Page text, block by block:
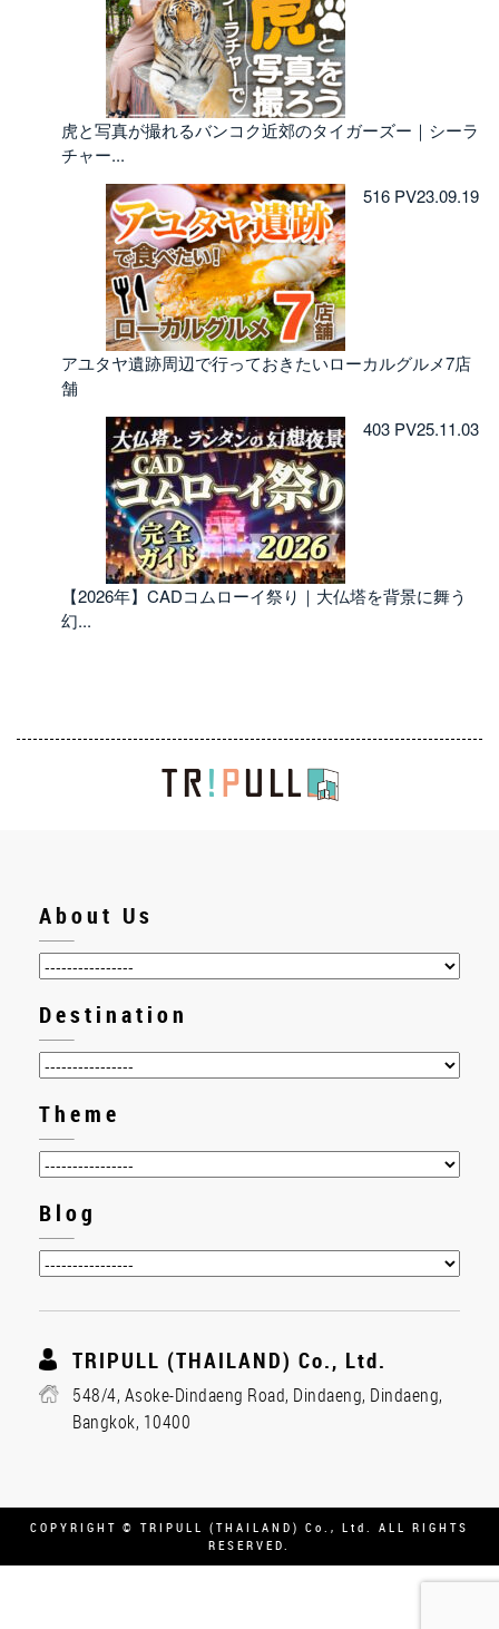
虎と写真が撮れるバンコク近郊のタイガーズー｜シーラ
チャー...
516 PV23.09.19
アユタヤ遺跡周辺で行っておきたいローカルグルメ7店
舗
403 PV25.11.03
【2026年】CADコムローイ祭り｜大仏塔を背景に舞う
幻...
About Us
Destination
Theme
Blog
TRIPULL (THAILAND) Co., Ltd.
548/4, Asoke-Dindaeng Road, Dindaeng, Dindaeng,
Bangkok, 10400
COPYRIGHT © TRIPULL (THAILAND) Co., Ltd. ALL RIGHTS
RESERVED.